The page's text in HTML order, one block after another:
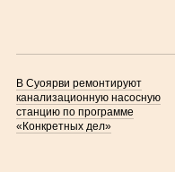
В Суоярви ремонтируют
канализационную насосную
станцию по программе
«Конкретных дел»